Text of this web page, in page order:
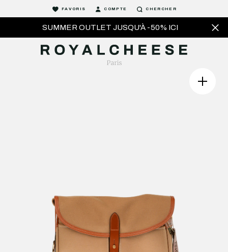
SUMMER OUTLET JUSQU'À -50% ICI
FAVORIS COMPTE CHERCHER